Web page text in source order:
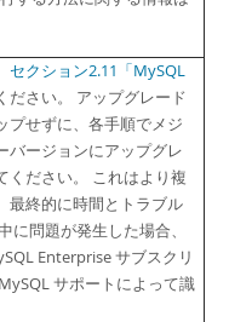
セクション2.11「MySQL
ださい。 アップグレード
プせずに、各手順でメジ
バージョンにアップグレ
ください。 これはより複
最終的に時間とトラブル
に問題が発生した場合、
Enterprise サブスクリ
サポートによって識